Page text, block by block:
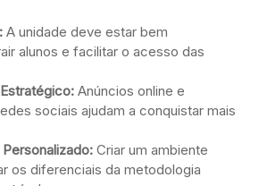
A unidade deve estar bem
alunos e facilitar o acesso das
Anúncios online e
sociais ajudam a conquistar mais
Criar um ambiente
os diferenciais da metodologia